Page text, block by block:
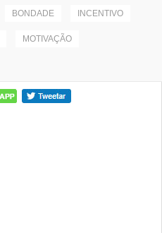
BONDADE INCENTIVO
MOTIVAÇÃO